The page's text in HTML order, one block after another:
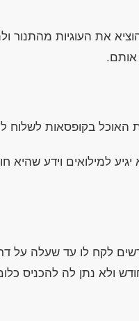
את העוגיות מהתנור
אותם.
האוכל בקופסאות לשלוח
למילואים וידע שהיא
לקח לו עד שעלה על
ולא נתן לה להכניס